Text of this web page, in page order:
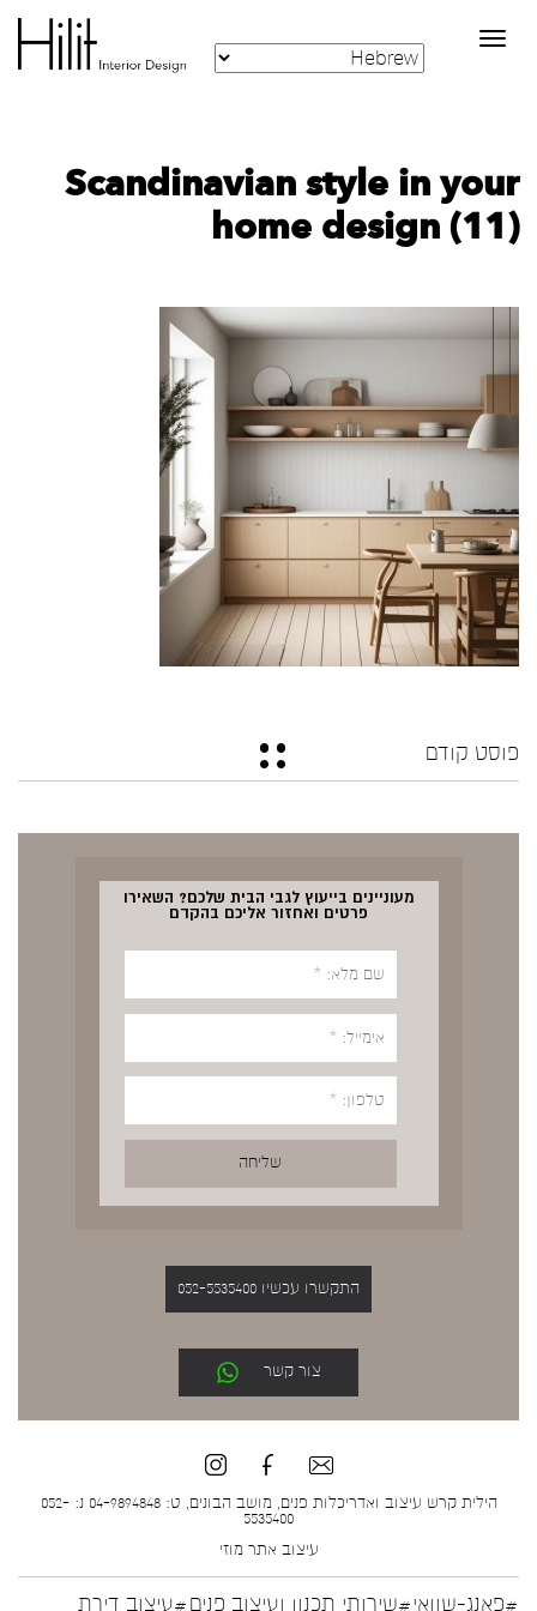
Toggle
navigation
Scandinavian style in your
home design (11)
פוסט קודם
מעוניינים בייעוץ לגבי הבית שלכם? השאירו
פרטים ואחזור אליכם בהקדם
התקשרו עכשיו 052-5535400
צור קשר
הילית קרש עיצוב ואדריכלות פנים, מושב הבונים, ט: 04-9894848 נ: 052-
5535400
עיצוב אתר מוזי
#פאנג-שוואי#שירותי תכנון ועיצוב פנים#עיצוב דירת